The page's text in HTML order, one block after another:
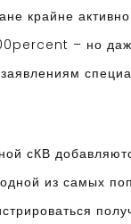
крайне
– но
сКВ
из самых